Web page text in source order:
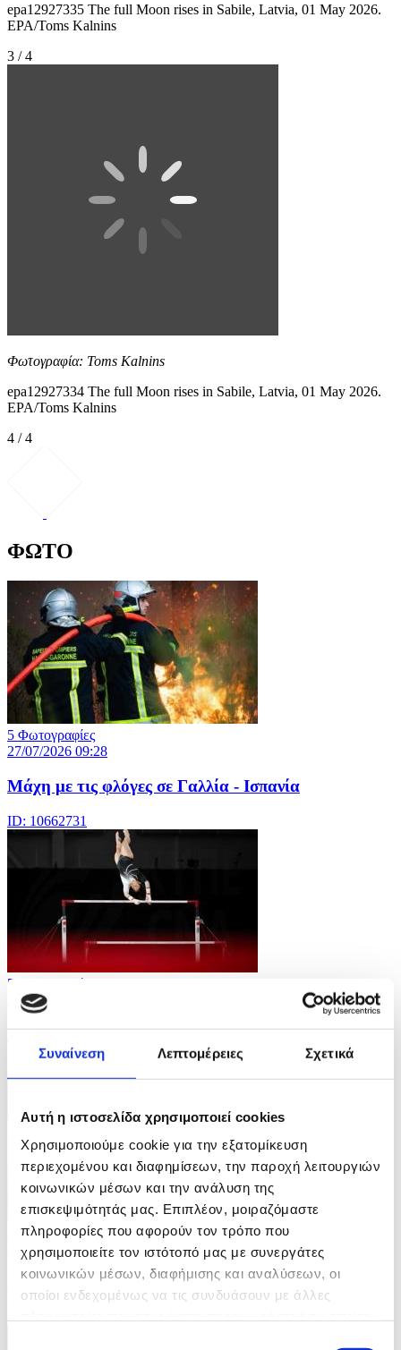
Συναίνεση Λεπτομέρειες Σχετικά
Αυτή η ιστοσελίδα χρησιμοποιεί cookies
Χρησιμοποιούμε cookie για την εξατομίκευση
περιεχομένου και διαφημίσεων, την παροχή λειτουργιών
κοινωνικών μέσων και την ανάλυση της
επισκεψιμότητάς μας. Επιπλέον, μοιραζόμαστε
πληροφορίες που αφορούν τον τρόπο που
χρησιμοποιείτε τον ιστότοπό μας με συνεργάτες
κοινωνικών μέσων, διαφήμισης και αναλύσεων, οι
οποίοι ενδεχομένως να τις συνδυάσουν με άλλες
epa12927335 The full Moon rises in Sabile, Latvia, 01 May 2026.
EPA/Toms Kalnins
3 / 4
Φωτογραφία: Toms Kalnins
epa12927334 The full Moon rises in Sabile, Latvia, 01 May 2026.
EPA/Toms Kalnins
4 / 4
ΦΩΤΟ
5 Φωτογραφίες
27/07/2026 09:28
Μάχη με τις φλόγες σε Γαλλία - Ισπανία
ID: 10662731
5 Φωτογραφίες
27/07/2026 09:24
Κοινοπολιτειακοί Αγώνες στη Γλασκώβη
14 Φωτογραφίες
26/07/2026 13:21
Φεστιβάλ στην πόλη Νυόν της Ελβετίας
ID: 10659522